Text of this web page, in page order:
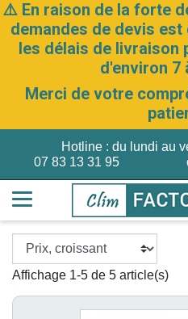
⚠️ En raison de la forte
demandes de devis
les délais de livraison
d'environ 7
Merci de votre
07 83 13 31 95
Hotline : du lundi au
Affichage 1-5 de 5 article(s)